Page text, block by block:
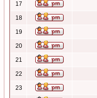
17
18
19
20
21
22
23